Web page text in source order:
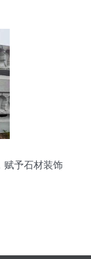
赋予石材装饰